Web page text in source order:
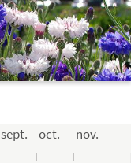
sept. oct. nov.